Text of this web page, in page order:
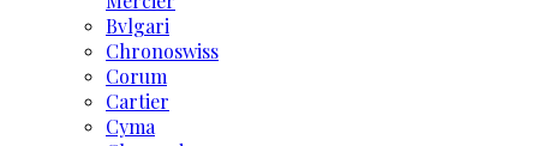
Bvlgari
Chronoswiss
Corum
Cartier
Cyma